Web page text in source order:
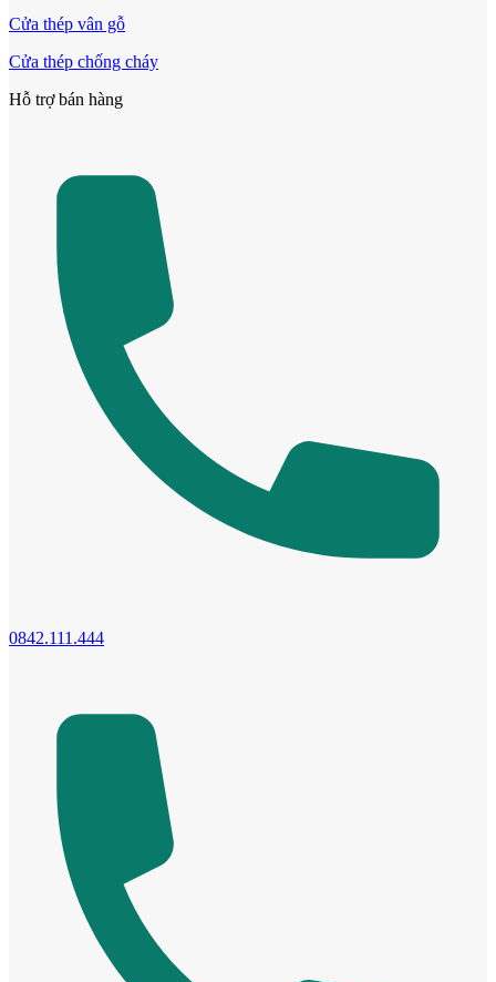
Cửa Nhựa Gỗ Sungyu Đài Loan
Cửa Nhựa Y@door
Cửa thép vân gỗ
Cửa thép chống cháy
Hỗ trợ bán hàng
0842.111.444